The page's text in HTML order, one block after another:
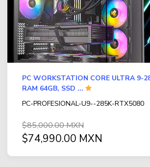
PC WORKSTATION CORE ULTRA 9-
RAM 64GB, SSD ...
PC-PROFESIONAL-U9--285K-RTX5080
$85,000.00 MXN
$74,990.00 MXN